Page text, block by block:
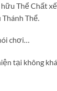
Thể Chất
Thể.
chơi…
tại không